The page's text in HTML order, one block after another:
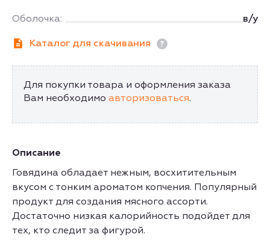
Оболочка: в/у
Каталог для скачивания
Для покупки товара и оформления заказа
Вам необходимо авторизоваться.
Описание
Говядина обладает нежным, восхитительным
вкусом с тонким ароматом копчения. Популярный
продукт для создания мясного ассорти.
Достаточно низкая калорийность подойдет для
тех, кто следит за фигурой.